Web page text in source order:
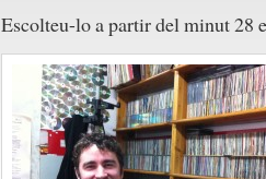
Escolteu-lo a partir del minut 28